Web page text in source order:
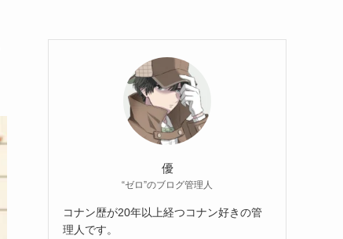
優
“ゼロ”のブログ管理人
コナン歴が20年以上経つコナン好きの管
理人です。